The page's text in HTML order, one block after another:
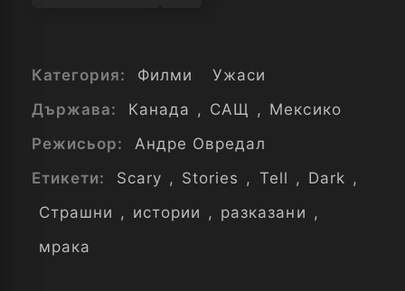
Категория: Филми
Ужаси
Държава:
Канада , САЩ , Мексико
Режисьор:
Андре Овредал
Етикети:
Scary , Stories , Tell , Dark ,
Страшни , истории , разказани ,
мрака